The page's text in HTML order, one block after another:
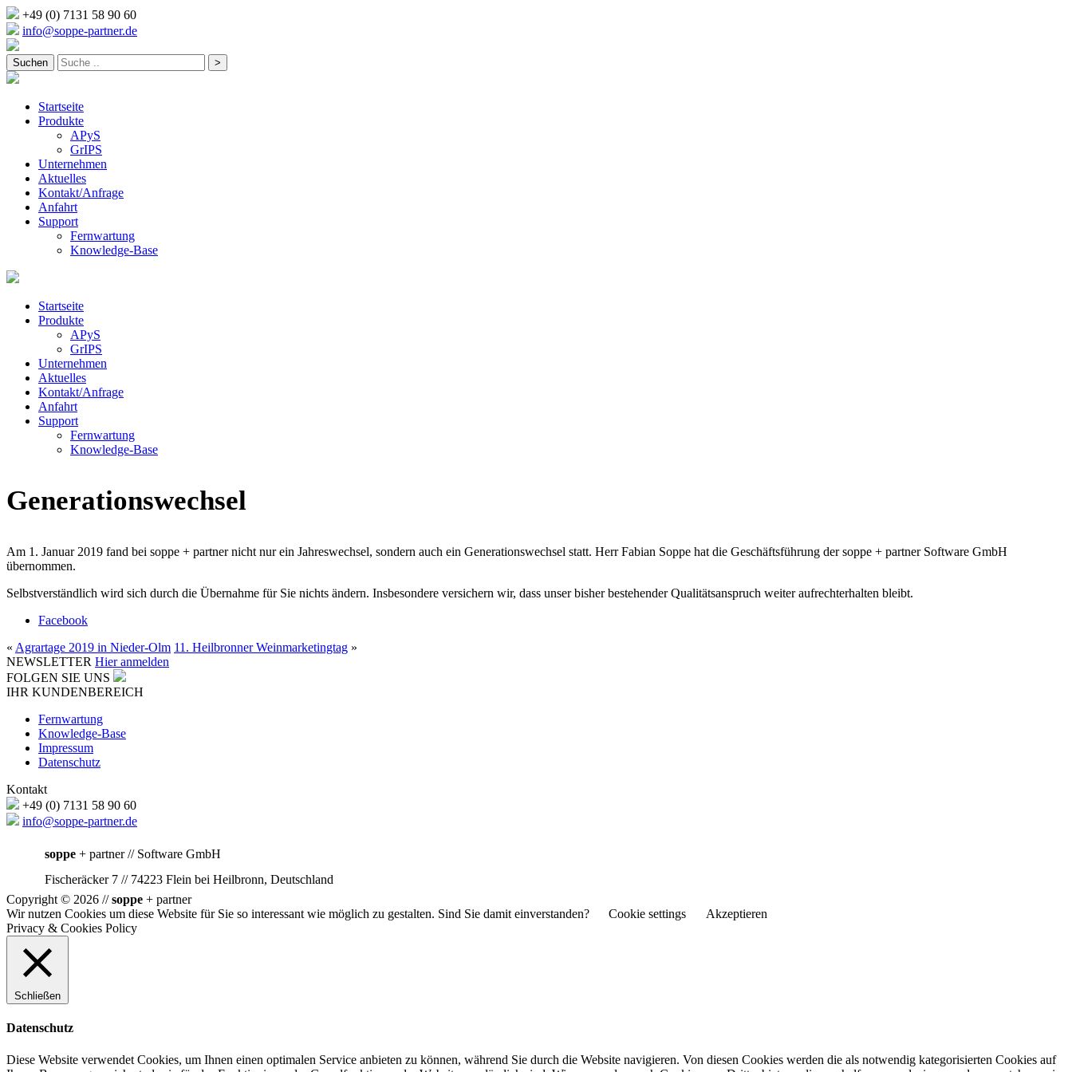
+49 (0) 7131 58 90 60
info@soppe-partner.de
Startseite
Produkte
APyS
GrIPS
Unternehmen
Aktuelles
Kontakt/Anfrage
Anfahrt
Support
Fernwartung
Knowledge-Base
Startseite
Produkte
APyS
GrIPS
Unternehmen
Aktuelles
Kontakt/Anfrage
Anfahrt
Support
Fernwartung
Knowledge-Base
Generationswechsel
Am 1. Januar 2019 fand bei soppe + partner nicht nur ein Jahreswechsel, sondern auch ein Generationswechsel statt. Herr Fabian Soppe hat die Geschäftsführung der soppe + partner Software GmbH
übernommen.
Selbstverständlich wird sich durch die Übernahme für Sie nichts ändern. Insbesondere versichern wir, dass unser bisher bestehender Qualitätsanspruch weiter aufrechterhalten bleibt.
Facebook
« Agrartage 2019 in Nieder-Olm 11. Heilbronner Weinmarketingtag »
NEWSLETTER Hier anmelden
FOLGEN SIE UNS
IHR KUNDENBEREICH
Fernwartung
Knowledge-Base
Impressum
Datenschutz
Kontakt
+49 (0) 7131 58 90 60
info@soppe-partner.de
soppe + partner // Software GmbH
Fischeräcker 7 // 74223 Flein bei Heilbronn, Deutschland
Copyright © 2026 //soppe + partner
Wir nutzen Cookies um diese Website für Sie so interessant wie möglich zu gestalten. Sind Sie damit einverstanden?
Cookie settings
Akzeptieren
Privacy & Cookies Policy
Schließen
Datenschutz
Diese Website verwendet Cookies, um Ihnen einen optimalen Service anbieten zu können, während Sie durch die Website navigieren. Von diesen Cookies werden die als notwendig kategorisierten Cookies auf